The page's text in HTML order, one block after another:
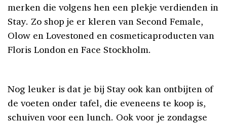
merken die volgens hen een plekje verdienden in
Stay. Zo shop je er kleren van Second Female,
Olow en Lovestoned en cosmeticaproducten van
Floris London en Face Stockholm.
Nog leuker is dat je bij Stay ook kan ontbijten of
de voeten onder tafel, die eveneens te koop is,
schuiven voor een lunch. Ook voor je zondagse